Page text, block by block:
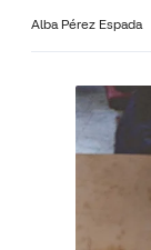
Alba Pérez Espada